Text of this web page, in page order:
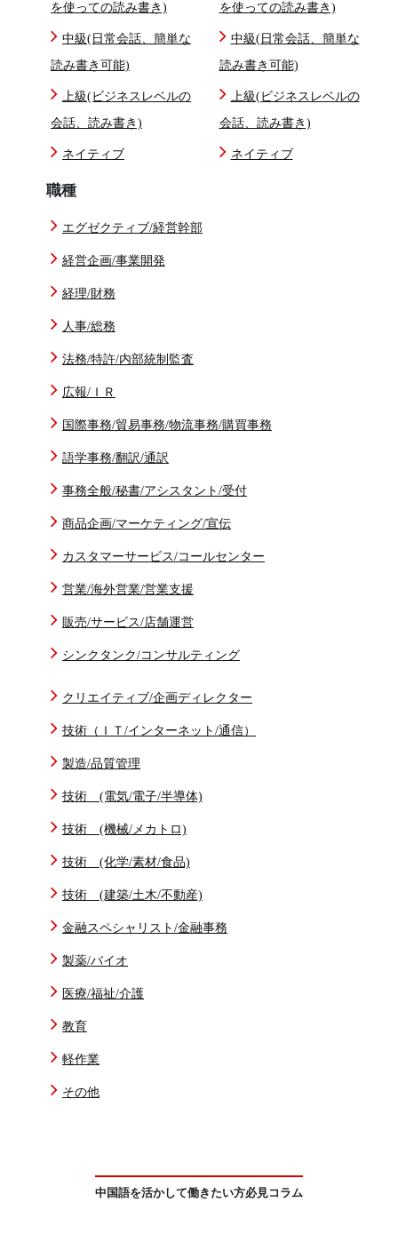
を使っての読み書き)
中級(日常会話、簡単な
読み書き可能)
上級(ビジネスレベルの
会話、読み書き)
ネイティブ
を使っての読み書き)
中級(日常会話、簡単な
読み書き可能)
上級(ビジネスレベルの
会話、読み書き)
ネイティブ
職種
エグゼクティブ/経営幹部
経営企画/事業開発
経理/財務
人事/総務
法務/特許/内部統制監査
広報/ＩＲ
国際事務/貿易事務/物流事務/購買事務
語学事務/翻訳/通訳
事務全般/秘書/アシスタント/受付
商品企画/マーケティング/宣伝
カスタマーサービス/コールセンター
営業/海外営業/営業支援
販売/サービス/店舗運営
シンクタンク/コンサルティング
クリエイティブ/企画ディレクター
技術（ＩＴ/インターネット/通信）
製造/品質管理
技術 (電気/電子/半導体)
技術 (機械/メカトロ)
技術 (化学/素材/食品)
技術 (建築/土木/不動産)
金融スペシャリスト/金融事務
製薬/バイオ
医療/福祉/介護
教育
軽作業
その他
中国語を活かして働きたい方必見コラム